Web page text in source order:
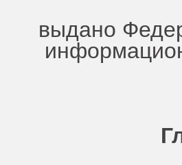
выдано